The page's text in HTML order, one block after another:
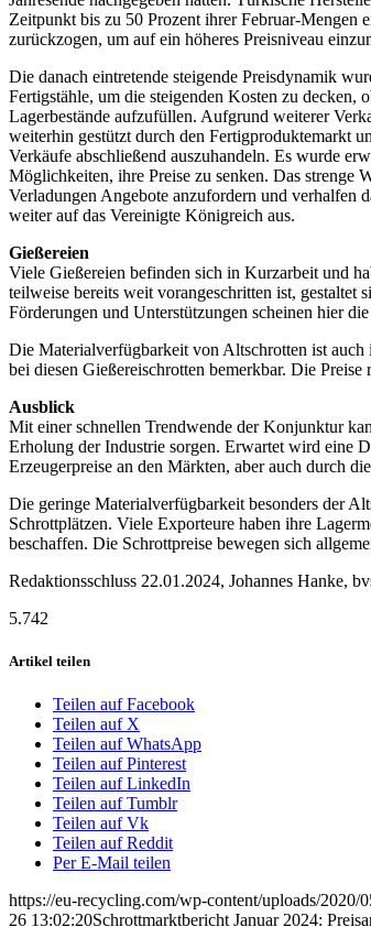
Zeitpunkt bis zu 50 Prozent ihrer Februar-Mengen
zurückzogen, um auf ein höheres Preisniveau
Die danach eintretende steigende Preisdynamik
Fertigstähle, um die steigenden Kosten zu decken,
Lagerbestände aufzufüllen. Aufgrund weiterer
weiterhin gestützt durch den Fertigproduktemarkt
Verkäufe abschließend auszuhandeln. Es wurde
Möglichkeiten, ihre Preise zu senken. Das strenge
Verladungen Angebote anzufordern und verhalfen
weiter auf das Vereinigte Königreich aus.
Gießereien
Viele Gießereien befinden sich in Kurzarbeit und
teilweise bereits weit vorangeschritten ist, gestaltet
Förderungen und Unterstützungen scheinen hier
Die Materialverfügbarkeit von Altschrotten ist
bei diesen Gießereischrotten bemerkbar. Die
Ausblick
Mit einer schnellen Trendwende der Konjunktur
Erholung der Industrie sorgen. Erwartet wird eine
Erzeugerpreise an den Märkten, aber auch durch
Die geringe Materialverfügbarkeit besonders der
Schrottplätzen. Viele Exporteure haben ihre
beschaffen. Die Schrottpreise bewegen sich
Redaktionsschluss 22.01.2024, Johannes Hanke,
5.742
Artikel teilen
Teilen auf Facebook
Teilen auf X
Teilen auf WhatsApp
Teilen auf Pinterest
Teilen auf LinkedIn
Teilen auf Tumblr
Teilen auf Vk
Teilen auf Reddit
Per E-Mail teilen
https://eu-recycling.com/wp-content/uploads/2020/
26 13:02:20Schrottmarktbericht Januar 2024: